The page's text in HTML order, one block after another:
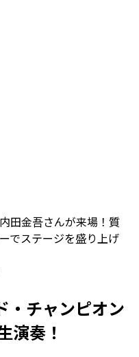
田金吾さんが来場！質
でステージを盛り上げ
チャンピオン
演奏！